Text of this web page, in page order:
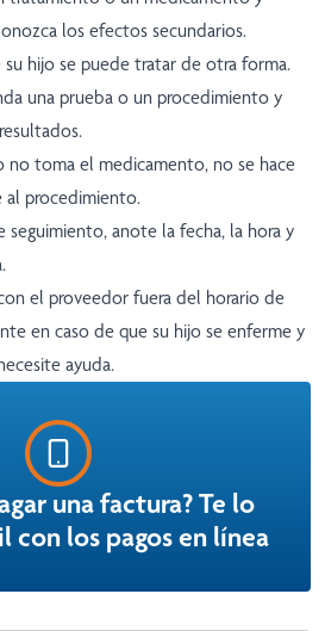
los efectos secundarios.
su hijo se puede tratar de otra forma.
una prueba o un procedimiento y
no toma el medicamento, no se hace
al procedimiento.
seguimiento, anote la fecha, la hora y
el proveedor fuera del horario de
en caso de que su hijo se enferme y
ayuda.
una factura? Te lo
con los pagos en línea